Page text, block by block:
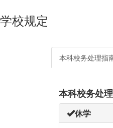
学校规定
本科校务处理指
本科校务处
休学